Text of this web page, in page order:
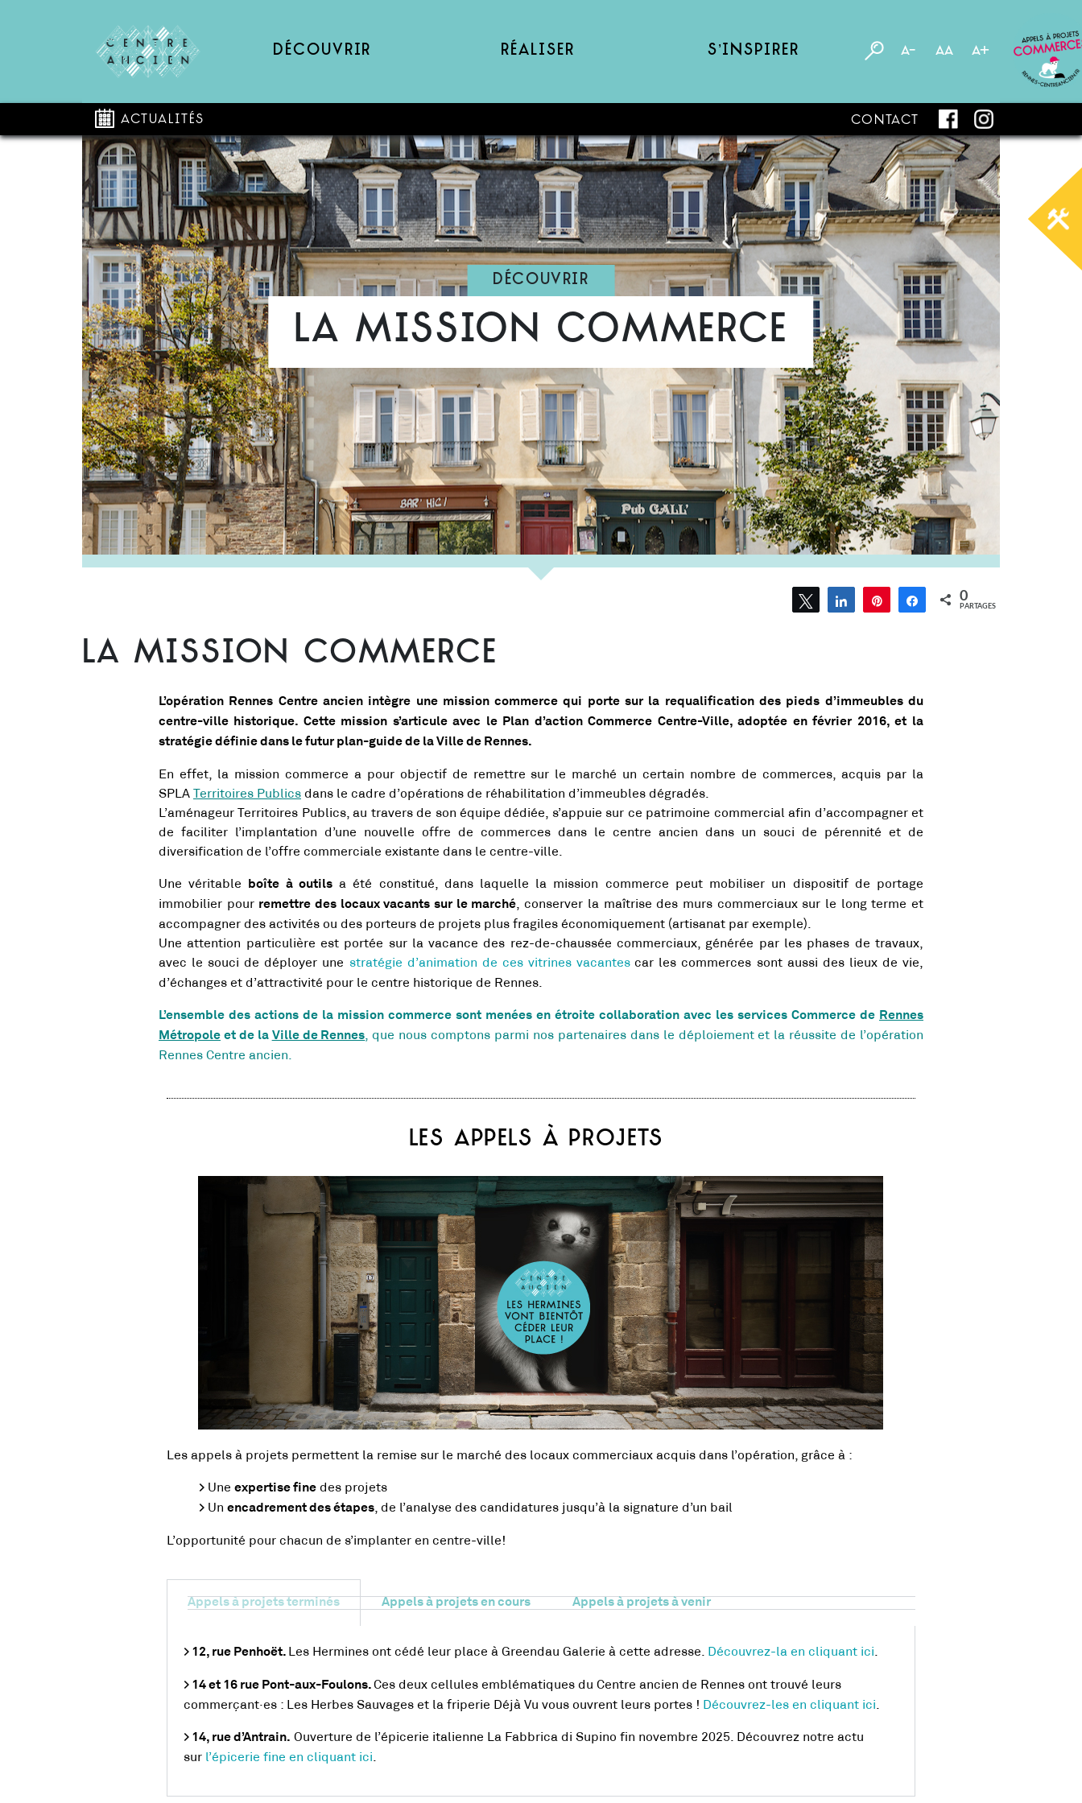
Découvrir Réaliser S’inspirer A- AA A+
Actualités Contact
Découvrir
La mission commerce
Tweetez Partagez Épingle Partagez
0
PARTAGES
LA MISSION COMMERCE
L’opération Rennes Centre ancien intègre une mission commerce qui porte sur la requalification des pieds d’immeubles du
centre-ville historique. Cette mission s’articule avec le Plan d’action Commerce Centre-Ville, adoptée en février 2016, et la
stratégie définie dans le futur plan-guide de la Ville de Rennes.
En effet, la mission commerce a pour objectif de remettre sur le marché un certain nombre de commerces, acquis par la
SPLA Territoires Publics dans le cadre d’opérations de réhabilitation d’immeubles dégradés.
L’aménageur Territoires Publics, au travers de son équipe dédiée, s’appuie sur ce patrimoine commercial afin d’accompagner et
de faciliter l’implantation d’une nouvelle offre de commerces dans le centre ancien dans un souci de pérennité et de
diversification de l’offre commerciale existante dans le centre-ville.
Une véritable boîte à outilsa été constitué, dans laquelle la mission commerce peut mobiliser un dispositif de portage
immobilier pour remettre des locaux vacants sur le marché , conserver la maîtrise des murs commerciaux sur le long terme et
accompagner des activités ou des porteurs de projets plus fragiles économiquement (artisanat par exemple).
Une attention particulière est portée sur la vacance des rez-de-chaussée commerciaux, générée par les phases de travaux,
avec le souci de déployer une stratégie d’animation de ces vitrines vacantes car les commerces sont aussi des lieux de vie,
d’échanges et d’attractivité pour le centre historique de Rennes.
L’ensemble des actions de la mission commerce sont menées en étroite collaboration avec les services Commerce de Rennes
Métropole et de la Ville de Rennes , que nous comptons parmi nos partenaires dans le déploiement et la réussite de l’opération
Rennes Centre ancien.
LES APPELS À PROJETS
Les appels à projets permettent la remise sur le marché des locaux commerciaux acquis dans l’opération, grâce à :
> Une expertise fine des projets
> Un encadrement des étapes , de l’analyse des candidatures jusqu’à la signature d’un bail
L’opportunité pour chacun de s’implanter en centre-ville!
Appels à projets terminés Appels à projets en cours Appels à projets à venir
> 12, rue Penhoët. Les Hermines ont cédé leur place à Greendau Galerie à cette adresse. Découvrez-la en cliquant ici
> 14 et 16 rue Pont-aux-Foulons. Ces deux cellules emblématiques du Centre ancien de Rennes ont trouvé leurs
commerçant·es : Les Herbes Sauvages et la friperie Déjà Vu vous ouvrent leurs portes ! Découvrez-les en cliquant ici
> 14, rue d’Antrain. Ouverture de l’épicerie italienne La Fabbrica di Supino fin novembre 2025. Découvrez notre actu
sur l’épicerie fine en cliquant ici